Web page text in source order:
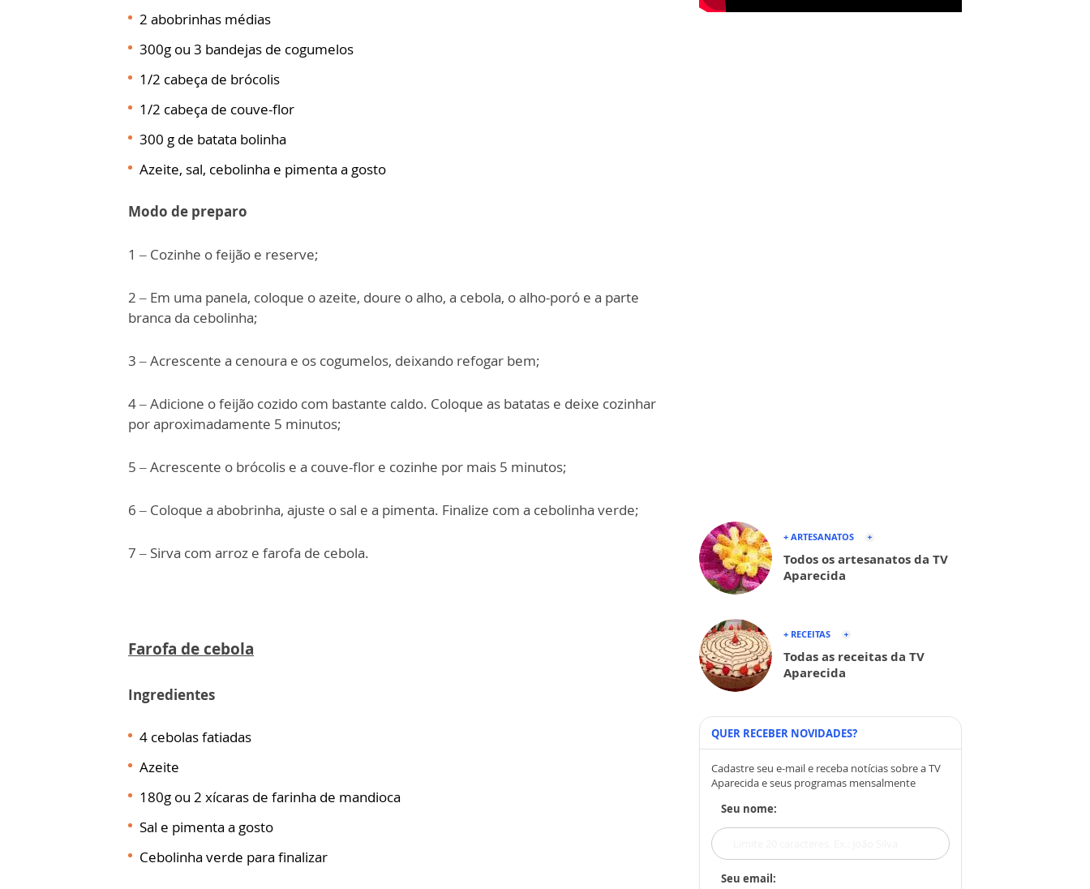
2 abobrinhas médias
300g ou 3 bandejas de cogumelos
1/2 cabeça de brócolis
1/2 cabeça de couve-flor
300 g de batata bolinha
Azeite, sal, cebolinha e pimenta a gosto
Modo de preparo
1 – Cozinhe o feijão e reserve;
2 – Em uma panela, coloque o azeite, doure o alho, a cebola, o alho-poró e a parte
branca da cebolinha;
3 – Acrescente a cenoura e os cogumelos, deixando refogar bem;
4 – Adicione o feijão cozido com bastante caldo. Coloque as batatas e deixe cozinhar
por aproximadamente 5 minutos;
5 – Acrescente o brócolis e a couve-flor e cozinhe por mais 5 minutos;
6 – Coloque a abobrinha, ajuste o sal e a pimenta. Finalize com a cebolinha verde;
7 – Sirva com arroz e farofa de cebola.
Farofa de cebola
Ingredientes
4 cebolas fatiadas
Azeite
180g ou 2 xícaras de farinha de mandioca
Sal e pimenta a gosto
Cebolinha verde para finalizar
+ ARTESANATOS
Todos os artesanatos da TV
Aparecida
+ RECEITAS
Todas as receitas da TV
Aparecida
QUER RECEBER NOVIDADES?
Cadastre seu e-mail e receba notícias sobre a TV
Aparecida e seus programas mensalmente
Seu nome:
Seu email: